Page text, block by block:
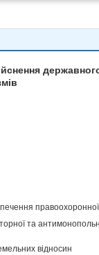
правоохоронної
та
відносин